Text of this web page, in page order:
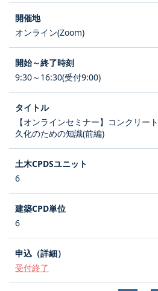
オンライン(Zoom)
9:30～16:30(受付9:00)
【オンラインセミナー】コンクリー
久化のための知識(前編)
6
6
受付終了